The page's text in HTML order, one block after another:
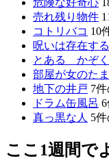
危険な好奇心
売れ残り物件
コトリバコ 10
呪いは存在する
とある かぞ
部屋が女のた
地下の井戸 7
ドラム缶風呂
真っ黒な人 5
ここ1週間で